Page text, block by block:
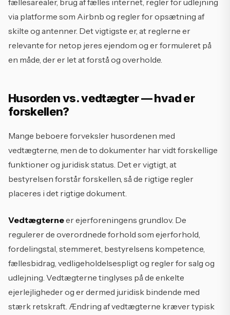
fællesarealer, brug af fælles internet, regler for udlejning
via platforme som Airbnb og regler for opsætning af
skilte og antenner. Det vigtigste er, at reglerne er
relevante for netop jeres ejendom og er formuleret på
en måde, der er let at forstå og overholde.
Husorden vs. vedtægter — hvad er
forskellen?
Mange beboere forveksler husordenen med
vedtægterne, men de to dokumenter har vidt forskellige
funktioner og juridisk status. Det er vigtigt, at
bestyrelsen forstår forskellen, så de rigtige regler
placeres i det rigtige dokument.
Vedtægterneer ejerforeningens grundlov. De
regulerer de overordnede forhold som ejerforhold,
fordelingstal, stemmeret, bestyrelsens kompetence,
fællesbidrag, vedligeholdelsespligt og regler for salg og
udlejning. Vedtægterne tinglyses på de enkelte
ejerlejligheder og er dermed juridisk bindende med
stærk retskraft. Ændring af vedtægterne kræver typisk